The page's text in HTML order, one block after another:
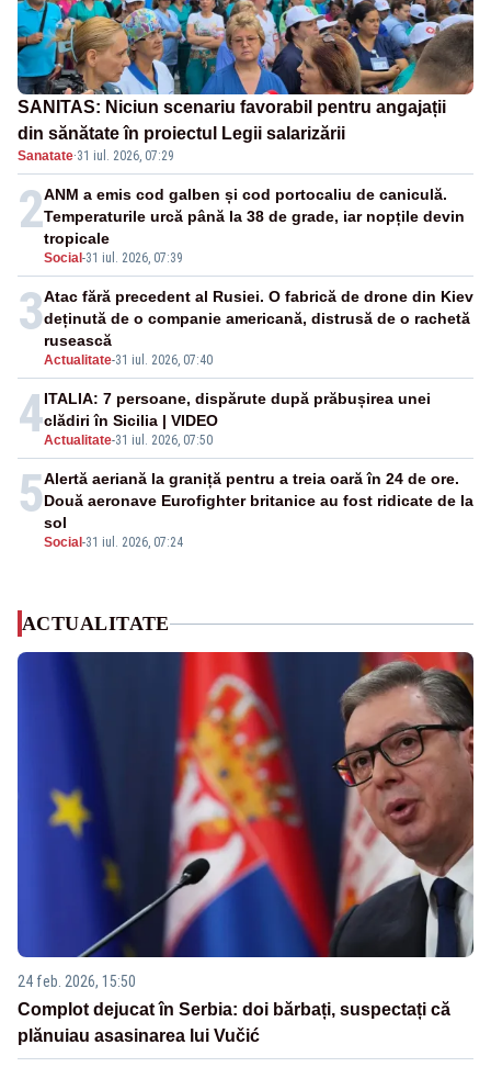
SANITAS: Niciun scenariu favorabil pentru angajații
din sănătate în proiectul Legii salarizării
Sanatate·31 iul. 2026, 07:29
2
Social -31 iul. 2026, 07:39
ANM a emis cod galben și cod portocaliu de caniculă.
Temperaturile urcă până la 38 de grade, iar nopțile devin
tropicale
3
Actualitate-31 iul. 2026, 07:40
Atac fără precedent al Rusiei. O fabrică de drone din Kiev
deținută de o companie americană, distrusă de o rachetă
rusească
4Actualitate-31 iul. 2026, 07:50
ITALIA: 7 persoane, dispărute după prăbușirea unei
clădiri în Sicilia | VIDEO
5
Social -31 iul. 2026, 07:24
Alertă aeriană la graniță pentru a treia oară în 24 de ore.
Două aeronave Eurofighter britanice au fost ridicate de la
sol
ACTUALITATE
24 feb. 2026, 15:50
Complot dejucat în Serbia: doi bărbați, suspectați că
plănuiau asasinarea lui Vučić